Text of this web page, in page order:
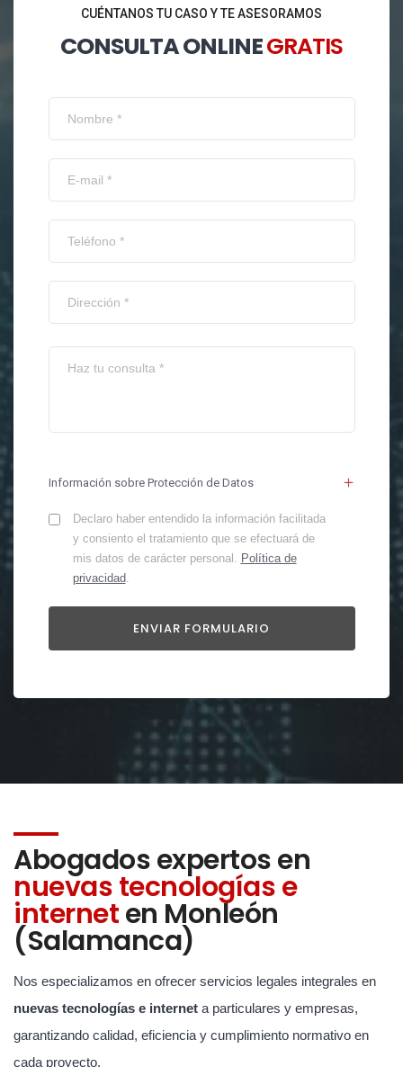
CUÉNTANOS TU CASO Y TE ASESORAMOS
CONSULTA ONLINEGRATIS
Información sobre Protección de Datos
Declaro haber entendido la información facilitada
y consiento el tratamiento que se efectuará de
mis datos de carácter personal. Política de
privacidad.
Abogados expertos en
nuevas tecnologías e
interneten Monleón
(Salamanca)
Nos especializamos en ofrecer servicios legales integrales en
nuevas tecnologías e internet a particulares y empresas,
garantizando calidad, eficiencia y cumplimiento normativo en
cada proyecto.